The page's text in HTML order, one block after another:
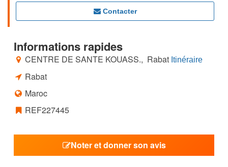
Contacter
Informations rapides
CENTRE DE SANTE KOUASS., Rabat Itinéraire
Rabat
Maroc
REF227445
Noter et donner son avis